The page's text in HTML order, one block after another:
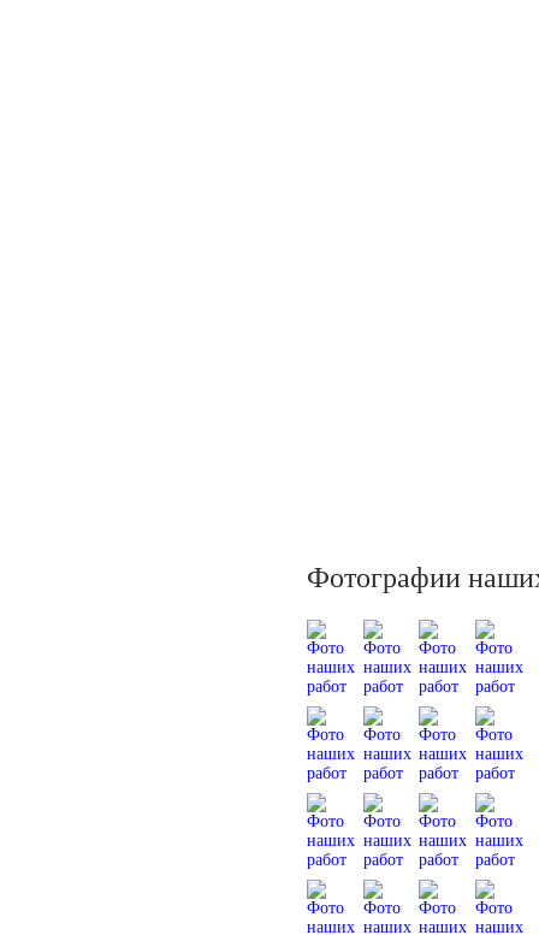
Фотографии